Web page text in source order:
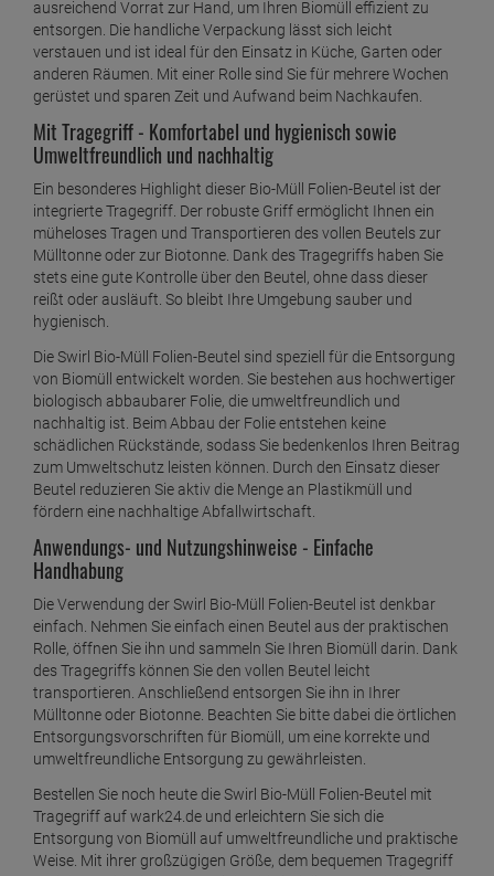
Swirl Öko Müllbeutel 20L ( 18 stk./ Rolle ) mit
Zugband
ab2,29€
1 Stück =2,29 €
Zugband
ab2,29 €
1 Stück = 2,29 €
Swirl Schwerlast Säcke 120L 12 stk./ Rolle
ab4,69€
1 Stück =4,69 €
Swirl Schwerlast Säcke 240L 5 stk./ Rolle
ab5,09€
1 Stück = 5,09 €
Swirl Schwerlast Säcke 60L 12 stk./ Rolle
ab2,99€
1 Stück = 2,99 €
Swirl Tragegriff Müllbeutel 10L ( 37 stk./ Rolle )
ab1,39 €
Swirl Tragegriff Müllbeutel 20L ( 20 stk./ Rolle )
ab1,39€
1 Stück =1,39 €
Swirl Tragegriff Müllbeutel 35L ( 15 stk./ Rolle )
ab1,49€
1 Stück = 49
Swirl Tragegriff Müllbeutel 5 Liter
ab1,39€
1 Stück =
ausreichend Vorrat zur Hand, um Ihren Biomüll effizient zu
entsorgen. Die handliche Verpackung lässt sich leicht
verstauen und ist ideal für den Einsatz in Küche, Garten oder
anderen Räumen. Mit einer Rolle sind Sie für mehrere Wochen
gerüstet und sparen Zeit und Aufwand beim Nachkaufen.
Mit Tragegriff - Komfortabel und hygienisch sowie
Umweltfreundlich und nachhaltig
Ein besonderes Highlight dieser Bio-Müll Folien-Beutel ist der
integrierte Tragegriff. Der robuste Griff ermöglicht Ihnen ein
müheloses Tragen und Transportieren des vollen Beutels zur
Mülltonne oder zur Biotonne. Dank des Tragegriffs haben Sie
stets eine gute Kontrolle über den Beutel, ohne dass dieser
reißt oder ausläuft. So bleibt Ihre Umgebung sauber und
hygienisch.
Die Swirl Bio-Müll Folien-Beutel sind speziell für die Entsorgung
von Biomüll entwickelt worden. Sie bestehen aus hochwertiger
biologisch abbaubarer Folie, die umweltfreundlich und
nachhaltig ist. Beim Abbau der Folie entstehen keine
schädlichen Rückstände, sodass Sie bedenkenlos Ihren Beitrag
zum Umweltschutz leisten können. Durch den Einsatz dieser
Beutel reduzieren Sie aktiv die Menge an Plastikmüll und
fördern eine nachhaltige Abfallwirtschaft.
Anwendungs- und Nutzungshinweise - Einfache
Handhabung
Die Verwendung der Swirl Bio-Müll Folien-Beutel ist denkbar
einfach. Nehmen Sie einfach einen Beutel aus der praktischen
Rolle, öffnen Sie ihn und sammeln Sie Ihren Biomüll darin. Dank
des Tragegriffs können Sie den vollen Beutel leicht
transportieren. Anschließend entsorgen Sie ihn in Ihrer
Mülltonne oder Biotonne. Beachten Sie bitte dabei die örtlichen
Entsorgungsvorschriften für Biomüll, um eine korrekte und
umweltfreundliche Entsorgung zu gewährleisten.
Bestellen Sie noch heute die Swirl Bio-Müll Folien-Beutel mit
Tragegriff auf wark24.de und erleichtern Sie sich die
Entsorgung von Biomüll auf umweltfreundliche und praktische
Weise. Mit ihrer großzügigen Größe, dem bequemen Tragegriff